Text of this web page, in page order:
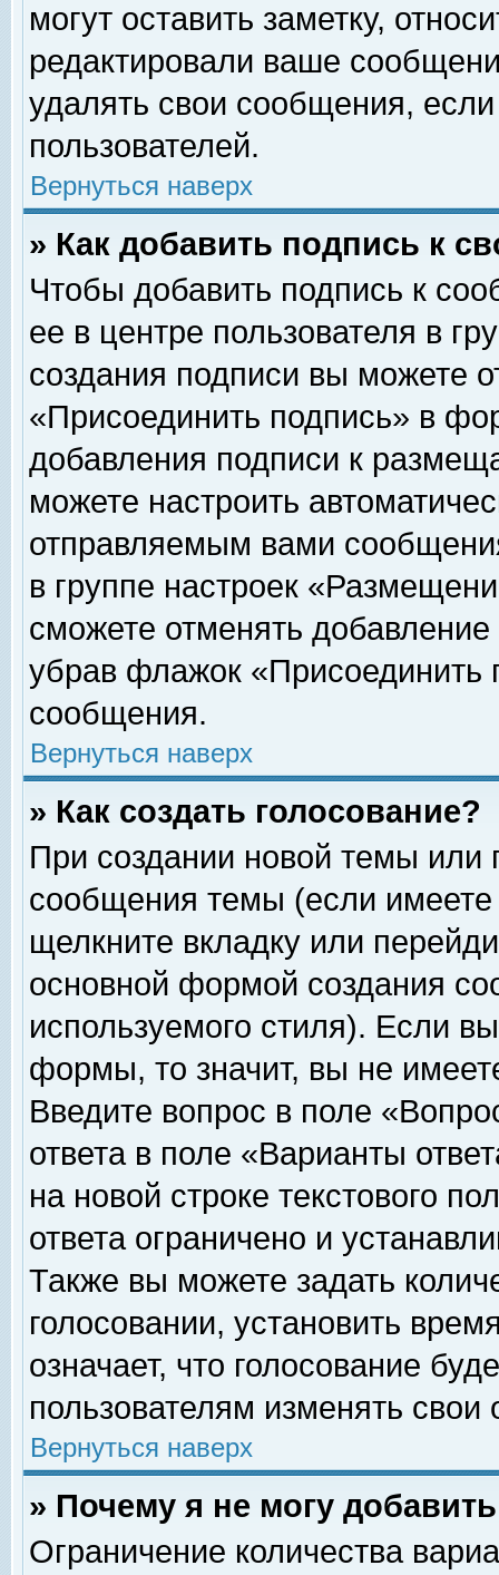
могут оставить заметку,
редактировали ваше
удалять свои сообщения,
пользователей.
Вернуться наверх
» Как добавить подпись к
Чтобы добавить подпись к
ее в центре пользователя в
создания подписи вы можете
«Присоединить подпись» в
добавления подписи к
можете настроить
отправляемым вами
в группе настроек
сможете отменять
убрав флажок «Присоединить
сообщения.
Вернуться наверх
» Как создать голосование?
При создании новой темы или
сообщения темы (если
щелкните вкладку или
основной формой создания
используемого стиля). Если
формы, то значит, вы не
Введите вопрос в поле
ответа в поле «Варианты
на новой строке текстового
ответа ограничено и
Также вы можете задать
голосовании, установить
означает, что голосование
пользователям изменять свои
Вернуться наверх
» Почему я не могу
Ограничение количества